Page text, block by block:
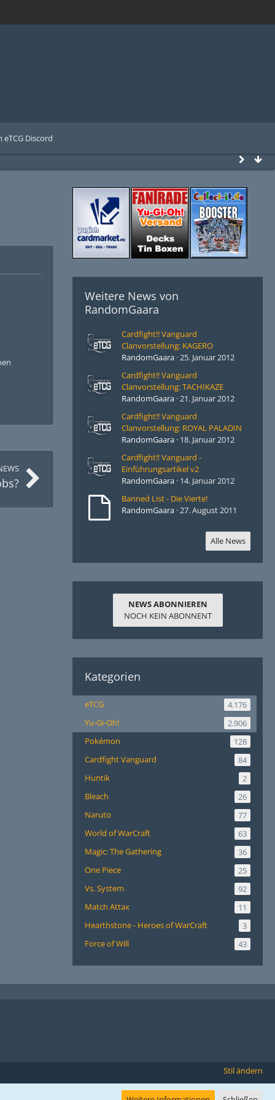
eTCG Discord
Weitere News von
RandomGaara
Cardfight!! Vanguard
Clanvorstellung: KAGERO
RandomGaara 25. Januar 2012
Cardfight!! Vanguard
Clanvorstellung: TACHIKAZE
RandomGaara 21. Januar 2012
Cardfight!! Vanguard
Clanvorstellung: ROYAL PALADIN
RandomGaara 18. Januar 2012
Cardfight!! Vanguard -
Einführungsartikel v2
RandomGaara 14. Januar 2012
Banned List - Die Vierte!
RandomGaara 27. August 2011
Alle News
NEWS ABONNIEREN
NOCH KEIN ABONNENT
Kategorien
eTCG
4.176
Yu-Gi-Oh!
2.906
Pokémon
128
Cardfight Vanguard
84
Huntik
2
Bleach
26
Naruto
77
World of WarCraft
63
Magic: The Gathering
36
One Piece
25
Vs. System
92
Match Attax
11
Hearthstone - Heroes of WarCraft
3
Force of Will
43
Stil ändern